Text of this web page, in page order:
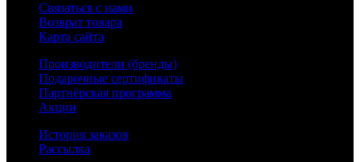
Связаться с нами
Возврат товара
Карта сайта
Производители (бренды)
Подарочные сертификаты
Партнёрская программа
Акции
История заказов
Рассылка